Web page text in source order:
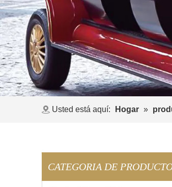
Usted está aquí: Hogar »
CATEGORIA DE